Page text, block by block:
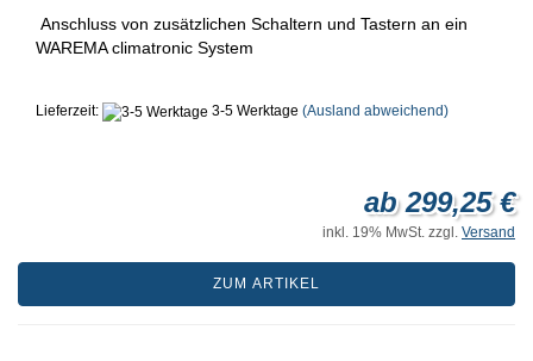
Anschluss von zusätzlichen Schaltern und Tastern an ein
WAREMA climatronic System
Lieferzeit: 3-5 Werktage (Ausland abweichend)
ab 299,25 €
inkl. 19% MwSt. zzgl. Versand
ZUM ARTIKEL